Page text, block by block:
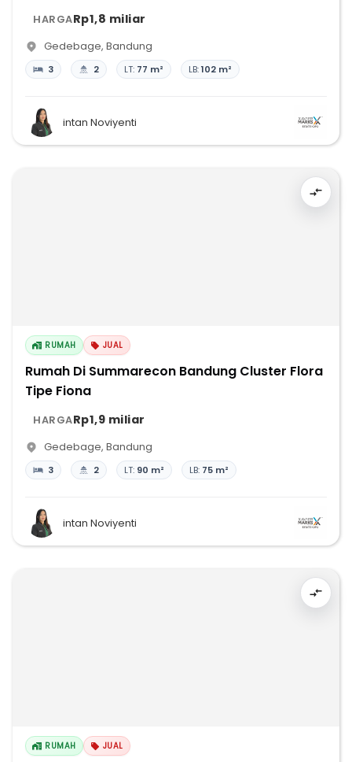
HARGARp1,8 miliar
Gedebage, Bandung
3 2 LT: 77 m² LB:102 m²
intan Noviyenti
RUMAH JUAL
Rumah Di Summarecon Bandung Cluster Flora
Tipe Fiona
HARGARp1,9 miliar
Gedebage, Bandung
3 2 LT: 90 m² LB: 75 m²
intan Noviyenti
RUMAH JUAL